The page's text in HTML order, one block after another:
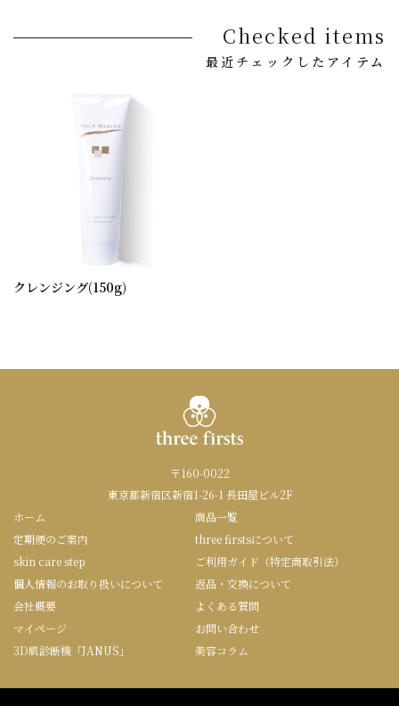
Checked items
最近チェックしたアイテム
クレンジング(150g)
〒160-0022
東京都新宿区新宿1-26-1 長田屋ビル2F
ホーム
商品一覧
定期便のご案内
three firstsについて
skin care step
ご利用ガイド（特定商取引法）
個人情報のお取り扱いについて
返品・交換について
会社概要
よくある質問
マイページ
お問い合わせ
3D肌診断機「JANUS」
美容コラム